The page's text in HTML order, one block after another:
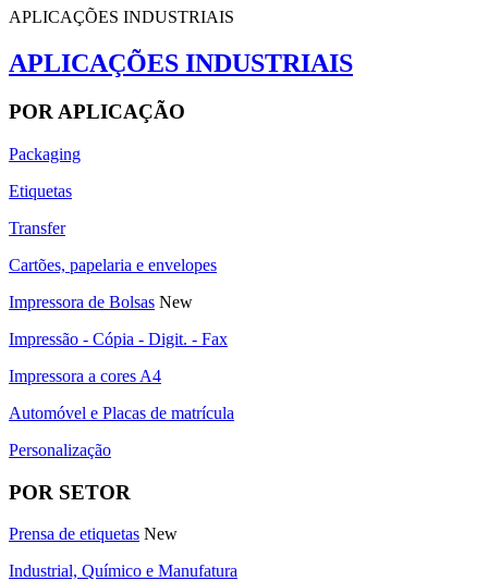
APLICAÇÕES INDUSTRIAIS
APLICAÇÕES INDUSTRIAIS
POR APLICAÇÃO
Packaging
Etiquetas
Transfer
Cartões, papelaria e envelopes
Impressora de Bolsas New
Impressão - Cópia - Digit. - Fax
Impressora a cores A4
Automóvel e Placas de matrícula
Personalização
POR SETOR
Prensa de etiquetas New
Industrial, Químico e Manufatura